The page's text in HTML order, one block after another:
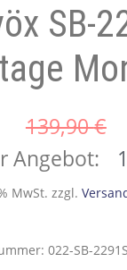
SB-
139,90 €
€
Angebot:
MwSt. zzgl.
022-SB-